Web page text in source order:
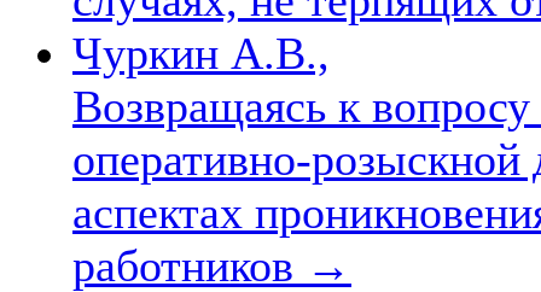
Чуркин А.В.,
Возвращаясь к
оперативно-розыскной
аспектах
работников →